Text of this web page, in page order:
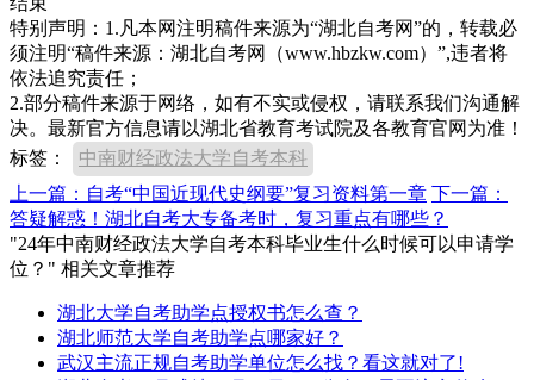
特别声明：1.凡本网注明稿件来源为“湖北自考网”的，转载必
须注明“稿件来源：湖北自考网（www.hbzkw.com）”,违者将
依法追究责任；
2.部分稿件来源于网络，如有不实或侵权，请联系我们沟通解
决。最新官方信息请以湖北省教育考试院及各教育官网为准！
标签：
中南财经政法大学自考本科
上一篇：自考“中国近现代史纲要”复习资料第一章 下一篇：
答疑解惑！湖北自考大专备考时，复习重点有哪些？
"24年中南财经政法大学自考本科毕业生什么时候可以申请学
位？" 相关文章推荐
湖北大学自考助学点授权书怎么查？
湖北师范大学自考助学点哪家好？
武汉主流正规自考助学单位怎么找？看这就对了!